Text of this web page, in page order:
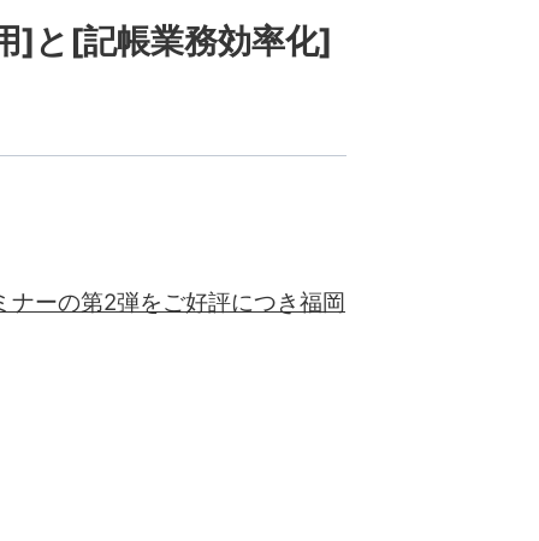
]と[記帳業務効率化]
ナーの第2弾をご好評につき福岡